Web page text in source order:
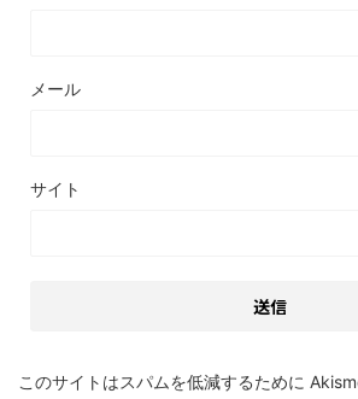
メール
サイト
このサイトはスパムを低減するために